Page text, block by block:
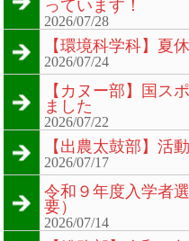
っています！
2026/07/28
【環境科学科】夏
2026/07/24
【カヌー部】国ス
ました
2026/07/22
【出農太鼓部】活
2026/07/17
令和９年度入学者
要）
2026/07/14